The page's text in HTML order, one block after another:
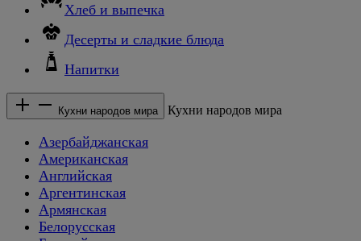
Хлеб и выпечка
Десерты и сладкие блюда
Напитки
Кухни народов мира Кухни народов мира
Азербайджанская
Американская
Английская
Аргентинская
Армянская
Белорусская